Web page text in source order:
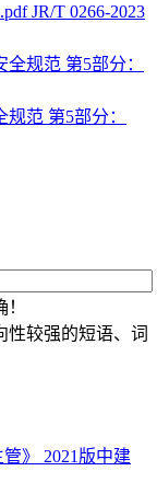
JR/T 0266-2023
范 第5部分：
性较强的短语、词
2021版中建